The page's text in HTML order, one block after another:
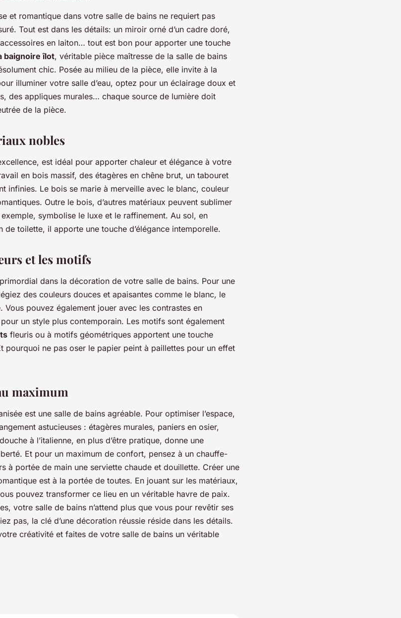
et romantique dans votre salle de bains ne requiert pas
Tout est dans les détails: un miroir orné d’un cadre doré,
en laiton… tout est bon pour apporter une touche
baignoire îlot, véritable pièce maîtresse de la salle de bains
chic. Posée au milieu de la pièce, elle invite à la
illuminer votre salle d’eau, optez pour un éclairage doux et
des appliques murales… chaque source de lumière doit
de la pièce.
nobles
est idéal pour apporter chaleur et élégance à votre
en bois massif, des étagères en chêne brut, un tabouret
infinies. Le bois se marie à merveille avec le blanc, couleur
Outre le bois, d’autres matériaux peuvent sublimer
symbolise le luxe et le raffinement. Au sol, en
de toilette, il apporte une touche d’élégance intemporelle.
et les motifs
dans la décoration de votre salle de bains. Pour une
des couleurs douces et apaisantes comme le blanc, le
Vous pouvez également jouer avec les contrastes en
un style plus contemporain. Les motifs sont également
fleuris ou à motifs géométriques apportent une touche
pourquoi ne pas oser le papier peint à paillettes pour un effet
maximum
est une salle de bains agréable. Pour optimiser l’espace,
astucieuses : étagères murales, paniers en osier,
à l’italienne, en plus d’être pratique, donne une
Et pour un maximum de confort, pensez à un chauffe-
à portée de main une serviette chaude et douillette. Créer une
est à la portée de toutes. En jouant sur les matériaux,
pouvez transformer ce lieu en un véritable havre de paix.
votre salle de bains n’attend plus que vous pour revêtir ses
pas, la clé d’une décoration réussie réside dans les détails.
créativité et faites de votre salle de bains un véritable